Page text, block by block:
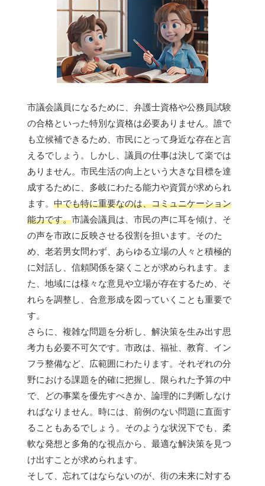
市議会議員になるために、弁護士資格や公務員試験
の合格といった特別な資格は必要ありません。誰で
も立候補できるため、市民にとって身近な存在と言
えるでしょう。しかし、議員の仕事は決して楽では
ありません。市民生活の向上という大きな目標を達
成するために、多岐にわたる能力や資質が求められ
ます。 中でも特に重要なのは、コミュニケーション
能力です。市議会議員は、市民の声に耳を傾け、そ
の声を市政に反映させる役割を担います。そのた
め、老若男女問わず、あらゆる立場の人々と積極的
に対話し、信頼関係を築くことが求められます。ま
た、地域には様々な意見や立場が存在するため、そ
れらを調整し、合意形成を図っていくことも重要で
す。
さらに、複雑な問題を分析し、解決策を生み出す思
考力も必要不可欠です。市政は、福祉、教育、イン
フラ整備など、広範囲にわたります。それぞれの分
野における課題を的確に把握し、限られた予算の中
で、どの事業を優先すべきか、論理的に判断しなけ
ればなりません。時には、前例のない問題に直面す
ることもあるでしょう。そのような状況下でも、柔
軟な発想と多角的な視点から、最適な解決策を見つ
け出すことが求められます。
そして、忘れてはならないのが、街の未来に対する